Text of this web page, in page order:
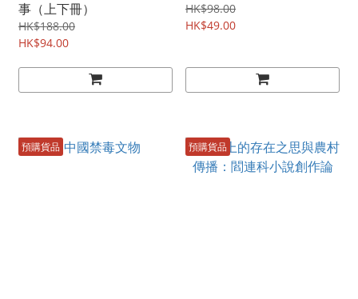
事（上下冊）
HK$188.00
HK$94.00
HK$98.00
HK$49.00
預購貨品 預購貨品